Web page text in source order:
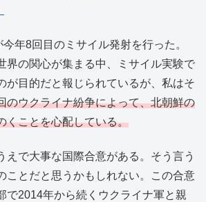
年8回目のミサイル発射を行った。
界の関心が集まる中、ミサイル実験で
が目的だと報じられているが、私はそ
のウクライナ紛争によって、北朝鮮の
くことを心配している。
えで大事な国際合意がある。そう言う
ことだと思うかもしれない。この合意
で2014年から続くウクライナ軍と親